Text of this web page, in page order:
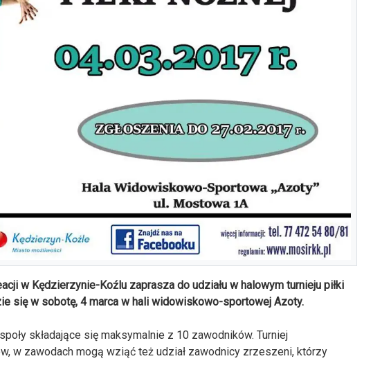
w Kędzierzynie-Koźlu zaprasza do udziału w halowym turnieju piłki
się w sobotę, 4 marca w hali widowiskowo-sportowej Azoty.
składające się maksymalnie z 10 zawodników. Turniej
w zawodach mogą wziąć też udział zawodnicy zrzeszeni, którzy